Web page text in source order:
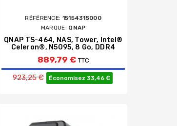
RÉFÉRENCE: 15154315000
MARQUE: QNAP
QNAP TS-464, NAS, Tower, Intel®
Celeron®, N5095, 8 Go, DDR4
889,79 € TTC
Prix de base
923,25 € Économisez 33,46 €